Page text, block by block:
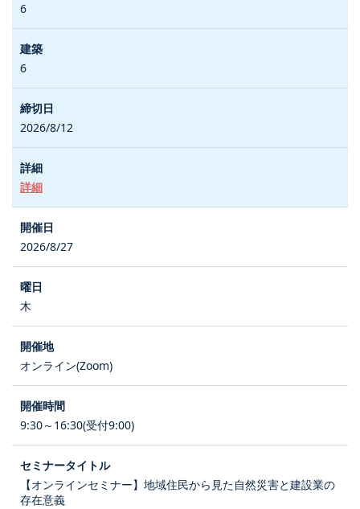
6
6
2026/8/12
詳細
2026/8/27
木
オンライン(Zoom)
9:30～16:30(受付9:00)
【オンラインセミナー】地域住民から見た自然災害と建設業の
存在意義